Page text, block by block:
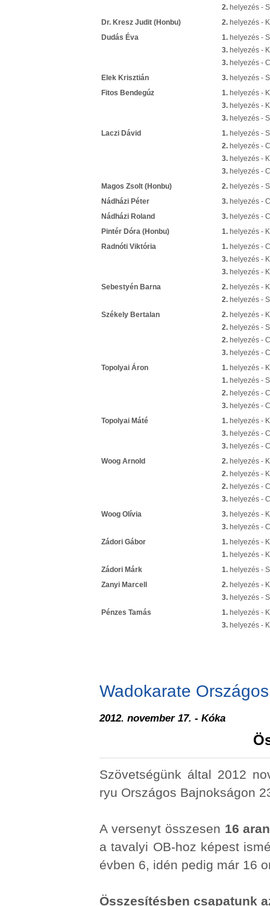
2. helyezés -
Dr. Kresz Judit (Honbu)
2. helyezés -
Dudás Éva
1. helyezés -
3. helyezés -
3. helyezés -
Elek Krisztián
3. helyezés -
Fitos Bendegúz
1. helyezés -
3. helyezés -
3. helyezés -
Laczi Dávid
1. helyezés -
2. helyezés -
3. helyezés -
3. helyezés -
Magos Zsolt (Honbu)
2. helyezés -
Nádházi Péter
3. helyezés -
Nádházi Roland
3. helyezés -
Pintér Dóra (Honbu)
1. helyezés -
Radnóti Viktória
1. helyezés -
3. helyezés -
3. helyezés -
Sebestyén Barna
2. helyezés -
2. helyezés -
Székely Bertalan
2. helyezés -
2. helyezés -
2. helyezés -
3. helyezés -
Topolyai Áron
1. helyezés -
1. helyezés -
2. helyezés -
3. helyezés -
Topolyai Máté
1. helyezés -
3. helyezés -
3. helyezés -
Woog Arnold
2. helyezés -
2. helyezés -
2. helyezés -
3. helyezés -
Woog Olívia
3. helyezés -
3. helyezés -
Zádori Gábor
1. helyezés -
1. helyezés -
Zádori Márk
1. helyezés -
Zanyi Marcell
2. helyezés -
3. helyezés -
Pénzes Tamás
1. helyezés -
3. helyezés -
Wadokarate
2012. november 17. - Kóka
Szövetségünk által 2012
ryu Országos Bajnokságon
A versenyt összesen 16
a tavalyi OB-hoz képest
évben 6, idén pedig már 16
Összesítésben csapatunk